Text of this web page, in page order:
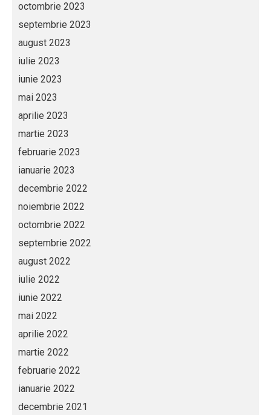
octombrie 2023
septembrie 2023
august 2023
iulie 2023
iunie 2023
mai 2023
aprilie 2023
martie 2023
februarie 2023
ianuarie 2023
decembrie 2022
noiembrie 2022
octombrie 2022
septembrie 2022
august 2022
iulie 2022
iunie 2022
mai 2022
aprilie 2022
martie 2022
februarie 2022
ianuarie 2022
decembrie 2021